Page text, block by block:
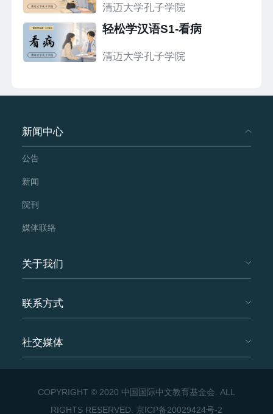
清迈大学孔子学院
轻松学汉语S1-看病
清迈大学孔子学院
新闻中心
公告
新闻
院刊
媒体联络
关于我们
联系方式
社交媒体
COPYRIGHT © 2020 中国国际中文教育基金会. ALL
RIGHTS RESERVED. 京ICP备20029424号-2